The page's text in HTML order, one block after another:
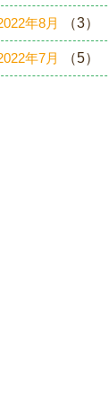
年8月 （3）
年7月 （5）